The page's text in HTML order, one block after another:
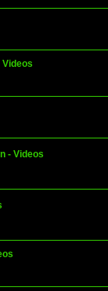
Videos
- Videos